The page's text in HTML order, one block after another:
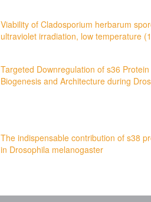
Viability of Cladosporium herbarum
ultraviolet irradiation, low temperature
Targeted Downregulation of s36
Biogenesis and Architecture during
The indispensable contribution of s38
in Drosophila melanogaster